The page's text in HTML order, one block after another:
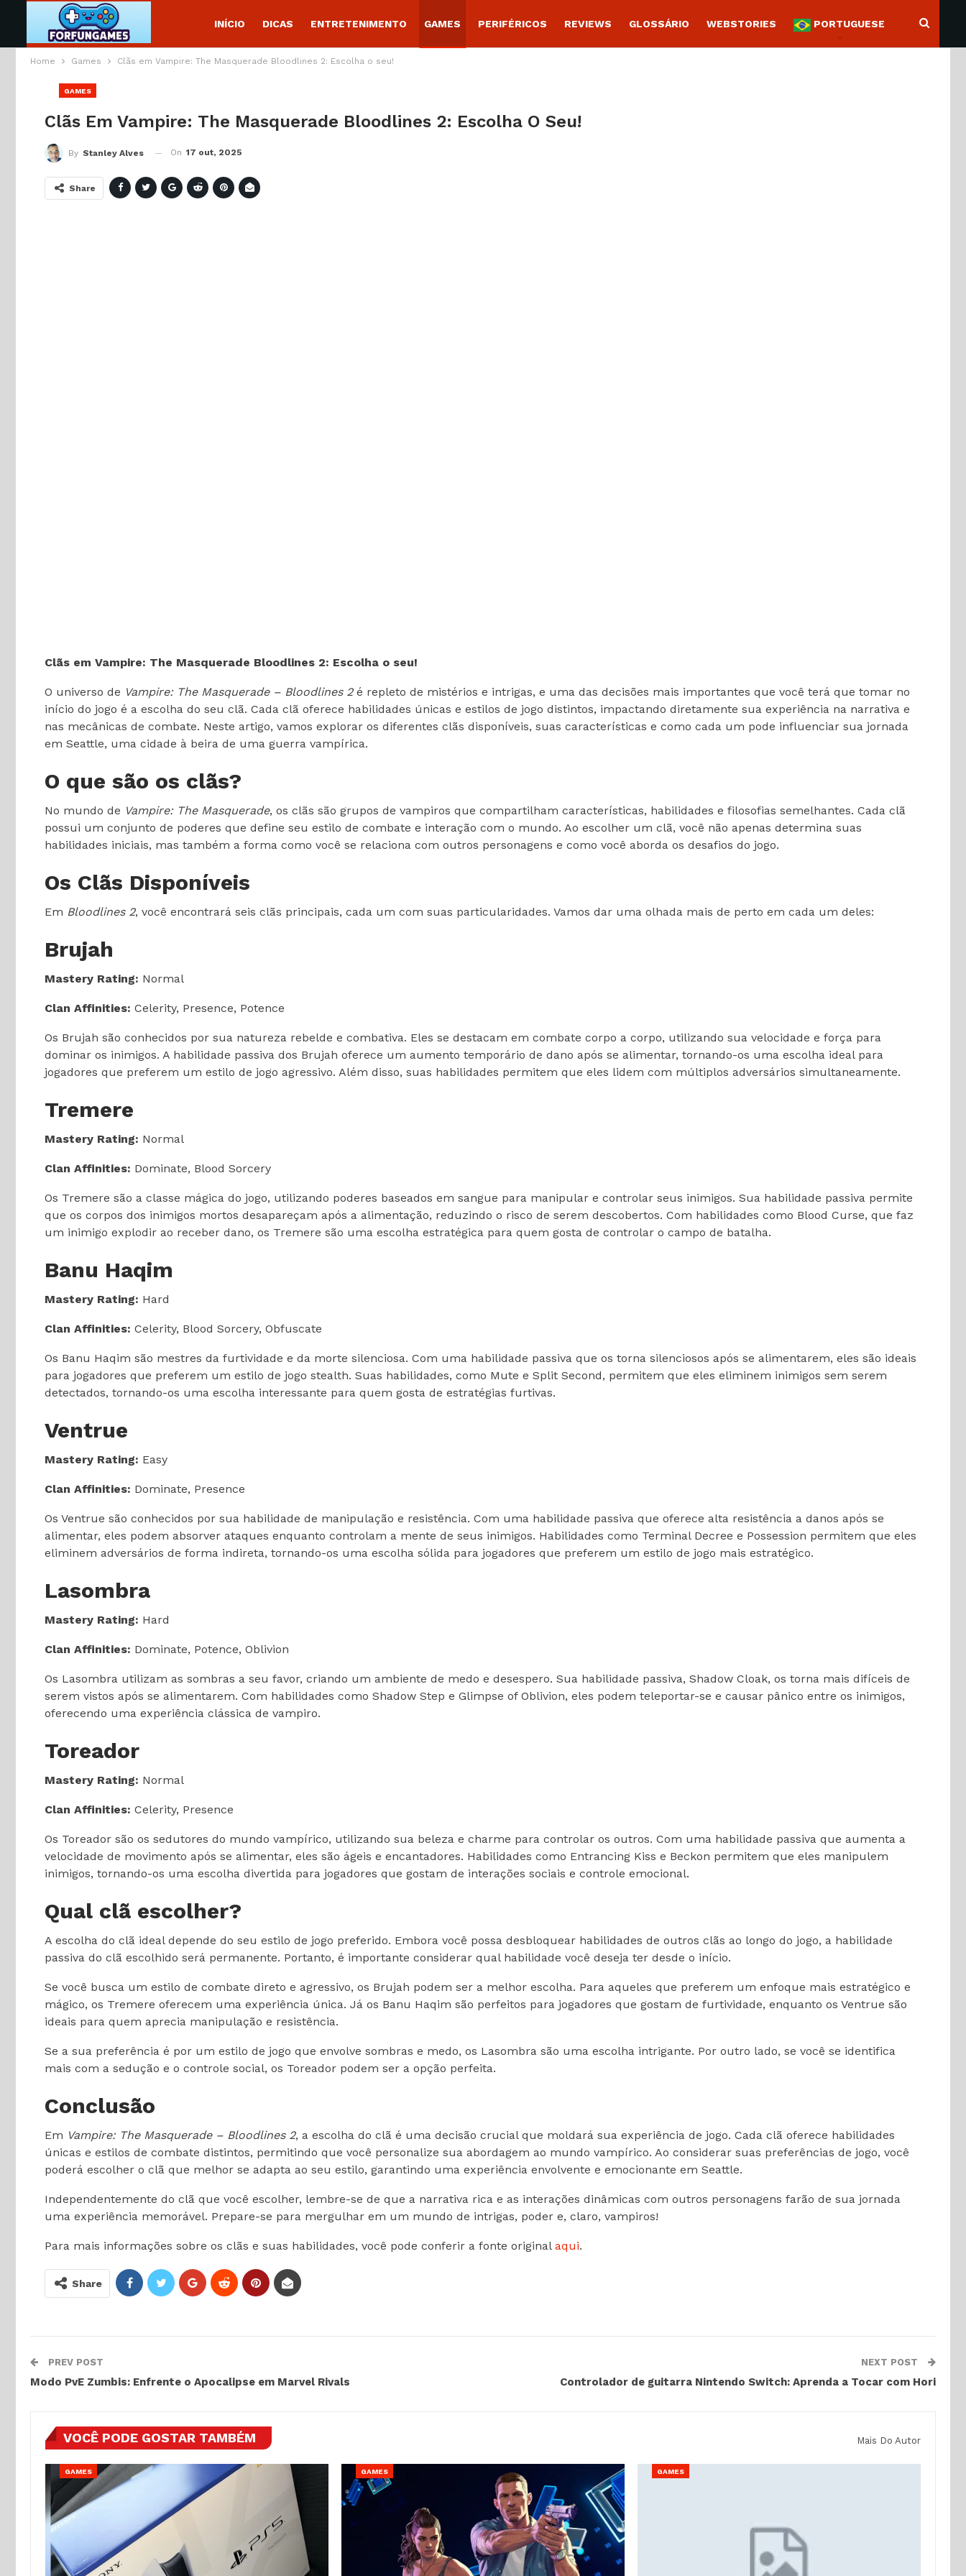
INÍCIO DICAS ENTRETENIMENTO GAMES PERIFÉRICOS REVIEWS GLOSSÁRIO WEBSTORIES PORTUGUESE
Home Games Clãs em Vampire: The Masquerade Bloodlines 2: Escolha o seu!
GAMES
Clãs Em Vampire: The Masquerade Bloodlines 2: Escolha O Seu!
By Stanley Alves On 17 out, 2025
Share
Clãs em Vampire: The Masquerade Bloodlines 2: Escolha o seu!
O universo de Vampire: The Masquerade – Bloodlines 2é repleto de mistérios e intrigas, e uma das decisões mais importantes que você terá que tomar no
início do jogo é a escolha do seu clã. Cada clã oferece habilidades únicas e estilos de jogo distintos, impactando diretamente sua experiência na narrativa e
nas mecânicas de combate. Neste artigo, vamos explorar os diferentes clãs disponíveis, suas características e como cada um pode influenciar sua jornada
em Seattle, uma cidade à beira de uma guerra vampírica.
O que são os clãs?
No mundo de Vampire: The Masquerade, os clãs são grupos de vampiros que compartilham características, habilidades e filosofias semelhantes. Cada clã
possui um conjunto de poderes que define seu estilo de combate e interação com o mundo. Ao escolher um clã, você não apenas determina suas
habilidades iniciais, mas também a forma como você se relaciona com outros personagens e como você aborda os desafios do jogo.
Os Clãs Disponíveis
Em Bloodlines 2, você encontrará seis clãs principais, cada um com suas particularidades. Vamos dar uma olhada mais de perto em cada um deles:
Brujah
Mastery Rating: Normal
Clan Affinities: Celerity, Presence, Potence
Os Brujah são conhecidos por sua natureza rebelde e combativa. Eles se destacam em combate corpo a corpo, utilizando sua velocidade e força para
dominar os inimigos. A habilidade passiva dos Brujah oferece um aumento temporário de dano após se alimentar, tornando-os uma escolha ideal para
jogadores que preferem um estilo de jogo agressivo. Além disso, suas habilidades permitem que eles lidem com múltiplos adversários simultaneamente.
Tremere
Mastery Rating: Normal
Clan Affinities: Dominate, Blood Sorcery
Os Tremere são a classe mágica do jogo, utilizando poderes baseados em sangue para manipular e controlar seus inimigos. Sua habilidade passiva permite
que os corpos dos inimigos mortos desapareçam após a alimentação, reduzindo o risco de serem descobertos. Com habilidades como Blood Curse, que faz
um inimigo explodir ao receber dano, os Tremere são uma escolha estratégica para quem gosta de controlar o campo de batalha.
Banu Haqim
Mastery Rating: Hard
Clan Affinities: Celerity, Blood Sorcery, Obfuscate
Os Banu Haqim são mestres da furtividade e da morte silenciosa. Com uma habilidade passiva que os torna silenciosos após se alimentarem, eles são ideais
para jogadores que preferem um estilo de jogo stealth. Suas habilidades, como Mute e Split Second, permitem que eles eliminem inimigos sem serem
detectados, tornando-os uma escolha interessante para quem gosta de estratégias furtivas.
Ventrue
Mastery Rating: Easy
Clan Affinities: Dominate, Presence
Os Ventrue são conhecidos por sua habilidade de manipulação e resistência. Com uma habilidade passiva que oferece alta resistência a danos após se
alimentar, eles podem absorver ataques enquanto controlam a mente de seus inimigos. Habilidades como Terminal Decree e Possession permitem que eles
eliminem adversários de forma indireta, tornando-os uma escolha sólida para jogadores que preferem um estilo de jogo mais estratégico.
Lasombra
Mastery Rating: Hard
Clan Affinities: Dominate, Potence, Oblivion
Os Lasombra utilizam as sombras a seu favor, criando um ambiente de medo e desespero. Sua habilidade passiva, Shadow Cloak, os torna mais difíceis de
serem vistos após se alimentarem. Com habilidades como Shadow Step e Glimpse of Oblivion, eles podem teleportar-se e causar pânico entre os inimigos,
oferecendo uma experiência clássica de vampiro.
Toreador
Mastery Rating: Normal
Clan Affinities: Celerity, Presence
Os Toreador são os sedutores do mundo vampírico, utilizando sua beleza e charme para controlar os outros. Com uma habilidade passiva que aumenta a
velocidade de movimento após se alimentar, eles são ágeis e encantadores. Habilidades como Entrancing Kiss e Beckon permitem que eles manipulem
inimigos, tornando-os uma escolha divertida para jogadores que gostam de interações sociais e controle emocional.
Qual clã escolher?
A escolha do clã ideal depende do seu estilo de jogo preferido. Embora você possa desbloquear habilidades de outros clãs ao longo do jogo, a habilidade
passiva do clã escolhido será permanente. Portanto, é importante considerar qual habilidade você deseja ter desde o início.
Se você busca um estilo de combate direto e agressivo, os Brujah podem ser a melhor escolha. Para aqueles que preferem um enfoque mais estratégico e
mágico, os Tremere oferecem uma experiência única. Já os Banu Haqim são perfeitos para jogadores que gostam de furtividade, enquanto os Ventrue são
ideais para quem aprecia manipulação e resistência.
Se a sua preferência é por um estilo de jogo que envolve sombras e medo, os Lasombra são uma escolha intrigante. Por outro lado, se você se identifica
mais com a sedução e o controle social, os Toreador podem ser a opção perfeita.
Conclusão
Em Vampire: The Masquerade – Bloodlines 2, a escolha do clã é uma decisão crucial que moldará sua experiência de jogo. Cada clã oferece habilidades
únicas e estilos de combate distintos, permitindo que você personalize sua abordagem ao mundo vampírico. Ao considerar suas preferências de jogo, você
poderá escolher o clã que melhor se adapta ao seu estilo, garantindo uma experiência envolvente e emocionante em Seattle.
Independentemente do clã que você escolher, lembre-se de que a narrativa rica e as interações dinâmicas com outros personagens farão de sua jornada
uma experiência memorável. Prepare-se para mergulhar em um mundo de intrigas, poder e, claro, vampiros!
Para mais informações sobre os clãs e suas habilidades, você pode conferir a fonte original aqui.
Share
PREV POST
Modo PvE Zumbis: Enfrente o Apocalipse em Marvel Rivals
NEXT POST
Controlador de guitarra Nintendo Switch: Aprenda a Tocar com Hori
VOCÊ PODE GOSTAR TAMBÉM Mais Do Autor
GAMES GAMES GAMES